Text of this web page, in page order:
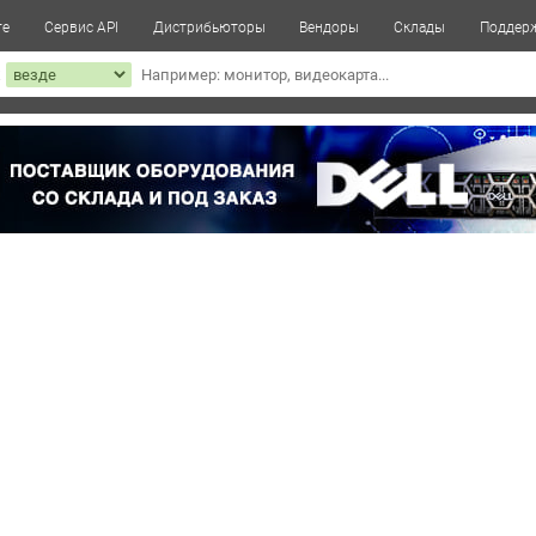
Сервис API Дистрибьюторы Вендоры Склады